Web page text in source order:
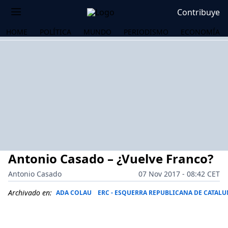
Contribuye
HOME POLÍTICA MUNDO PERIODISMO ECONOMÍA
Antonio Casado – ¿Vuelve Franco?
Antonio Casado
07 Nov 2017 - 08:42 CET
Archivado en: ADA COLAU ERC - ESQUERRA REPUBLICANA DE